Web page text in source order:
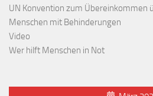
UN Konvention zum Übereinkommen
Menschen mit Behinderungen
Video
Wer hilft Menschen in Not